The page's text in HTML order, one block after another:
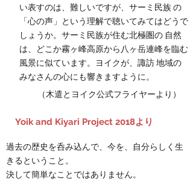
​Yoik and Kiyari Project 2018より
過去の歴史を呑み込んで、今を、自分らしく生
きるということ。
決して簡単なことではありません。
い表すのは、難しいですが、サーミ民族 の
「心の声」という理解で聴いてみてはどうで
しょうか。サーミ民族が住む北極圏の 自然
は、どこか霧ヶ峰高原から八ヶ岳連峰を臨む
風景に似ています。ヨイクが、諏訪 地域の
みなさんの心にも響きますように。
（木遣とヨイク公式フライヤーより）